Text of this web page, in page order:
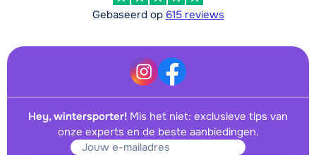
Gebaseerd op 615 reviews
Hey, wintersporter! Mis het niet: exclusieve tips van
onze experts en de beste aanbiedingen.